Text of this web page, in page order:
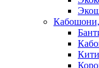
Кабошони,